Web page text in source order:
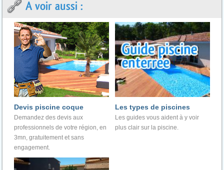
A voir aussi :
Devis piscine coque
Demandez des devis aux
professionnels de votre région, en
3mn, gratuitement et sans
engagement.
Les types de piscines
Les guides vous aident à y voir
plus clair sur la piscine.